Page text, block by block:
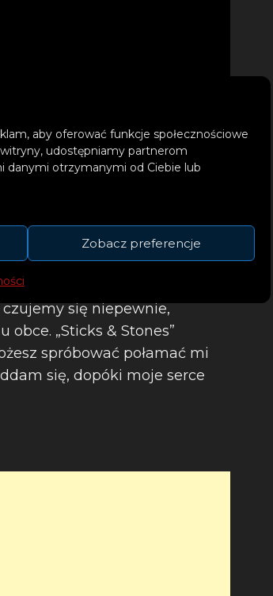
aby oferować funkcje społecznościowe
udostępniamy partnerom
danymi otrzymanymi od Ciebie lub
Zobacz preferencje
się niepewnie,
„Sticks & Stones”
spróbować połamać mi
się, dopóki moje serce